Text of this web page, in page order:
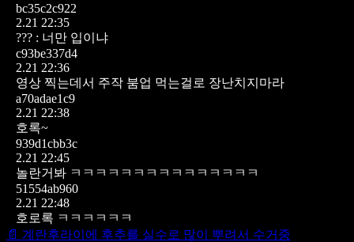
bc35c2c922
2.21 22:35
??? : 너만 입이냐
c93be337d4
2.21 22:36
영상 찍는데서 주작 붐업 먹는걸로 장난치지마라
a70adae1c9
2.21 22:38
호록~
939d1cbb3c
2.21 22:45
놀란거봐 ㅋㅋㅋㅋㅋㅋㅋㅋㅋㅋㅋㅋㅋㅋㅋ
51554ab960
2.21 22:48
호로록 ㅋㅋㅋㅋㅋㅋ
📄 계란후라이에 후추를 실수로 많이 뿌려서 수거중